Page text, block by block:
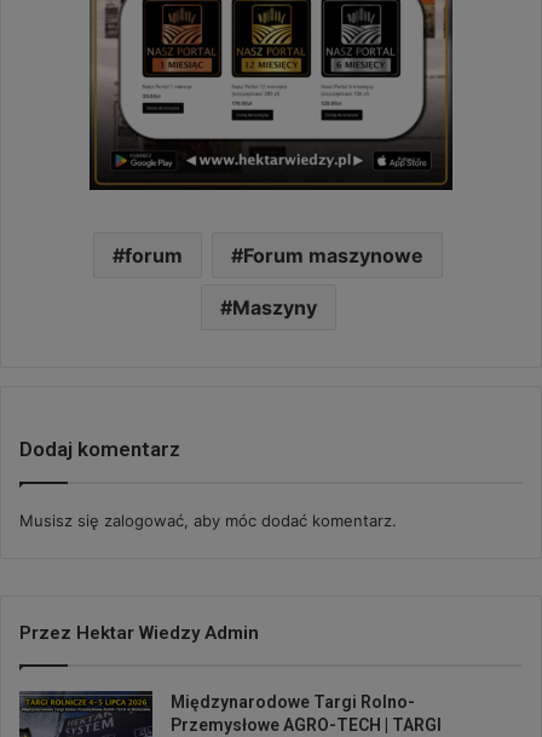
forum Forum maszynowe
Maszyny
Dodaj komentarz
Musisz się zalogować, aby móc dodać komentarz.
Przez Hektar Wiedzy Admin
Międzynarodowe Targi Rolno-
Przemysłowe AGRO-TECH | TARGI